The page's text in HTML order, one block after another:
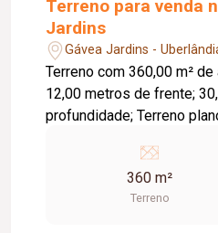
Terreno para venda
Jardins
Gávea Jardins -
Terreno com 360,00 m² de área
12,00 metros de frente;
profundidade;
360 m²
Terreno